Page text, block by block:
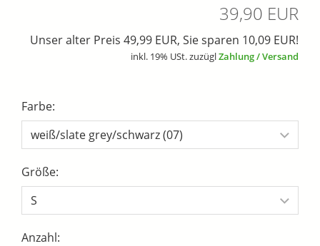
39,90 EUR
Unser alter Preis 49,99 EUR, Sie sparen 10,09 EUR!
inkl. 19% USt. zuzüglZahlung / Versand
Farbe:
Größe:
Anzahl: